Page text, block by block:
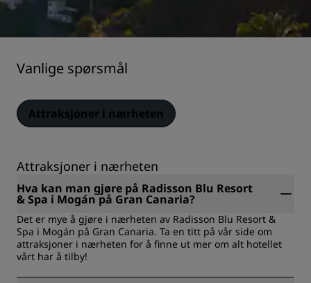
Vanlige spørsmål
Attraksjoner i nærheten
Attraksjoner i nærheten
Hva kan man gjøre på Radisson Blu Resort
& Spa i Mogán på Gran Canaria?
Det er mye å gjøre i nærheten av Radisson Blu Resort &
Spa i Mogán på Gran Canaria. Ta en titt på vår side om
attraksjoner i nærheten for å finne ut mer om alt hotellet
vårt har å tilby!